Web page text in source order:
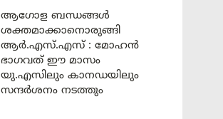
ആഗോള ബന്ധങ്ങൾ
ശക്തമാക്കാനൊരുങ്ങി
ആർ.എസ്.എസ് : മോഹൻ
ഭാഗവത് ഈ മാസം
യു.എസിലും കാനഡയിലും
സന്ദർശനം നടത്തും